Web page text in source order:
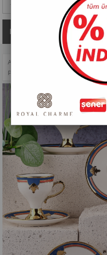
ANASAYFA > KAHVE
PAÇİ-CELISTA 6'LI KAHVE FİNCANI